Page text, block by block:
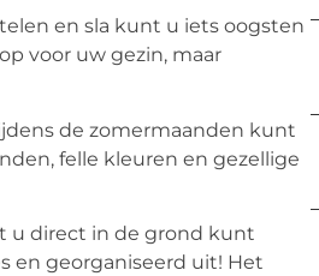
en sla kunt u iets oogsten
voor uw gezin, maar
de zomermaanden kunt
felle kleuren en gezellige
u direct in de grond kunt
en georganiseerd uit! Het